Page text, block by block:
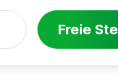
Freie